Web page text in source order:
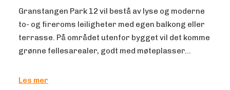
Granstangen Park 12 vil bestå av lyse og moderne
to- og fireroms leiligheter med egen balkong eller
terrasse. På området utenfor bygget vil det komme
grønne fellesarealer, godt med møteplasser…
Les mer